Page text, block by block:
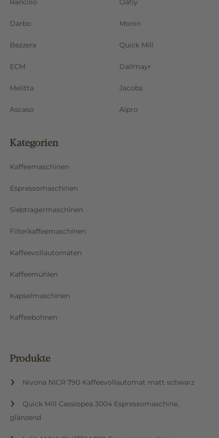
Rancilio Oatly
Darbo Monin
Bezzera Quick Mill
ECM Dallmayr
Melitta Jacobs
Ascaso Alpro
Kategorien
Kaffeemaschinen
Espressomaschinen
Siebträgermaschinen
Filterkaffeemaschinen
Kaffeevollautomaten
Kaffeemühlen
Kapselmaschinen
Kaffeebohnen
Produkte
Nivona NICR 790 Kaffeevollautomat matt schwarz
Quick Mill Cassiopea 3004 Espressomaschine,
glänzend